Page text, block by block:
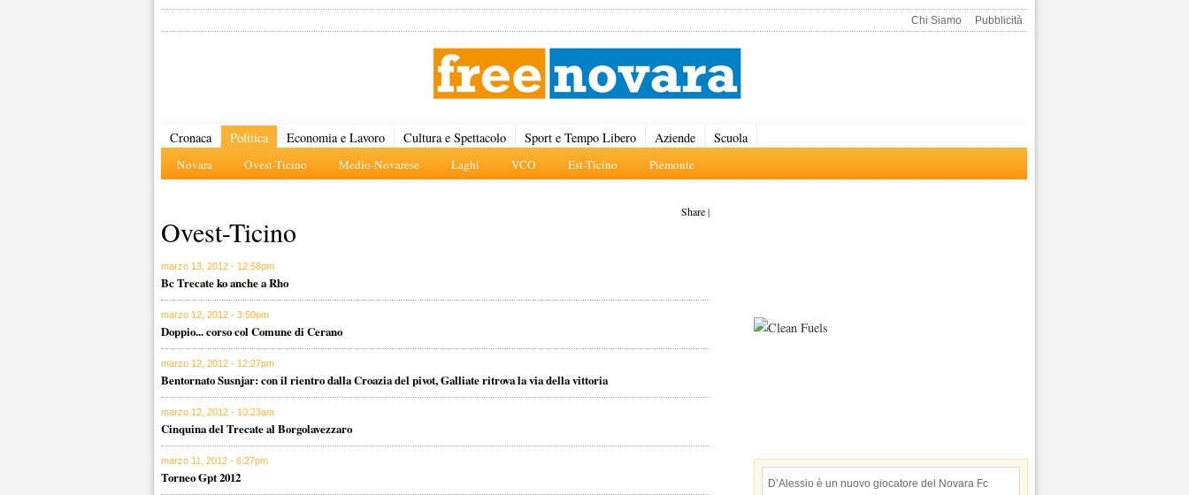
Chi Siamo Pubblicità
Cronaca Politica
Novara Ovest-Ticino Medio-Novarese Laghi VCO Est-Ticino Piemonte
Economia e Lavoro Cultura e Spettacolo Sport e Tempo Libero Aziende Scuola
Share|
Ovest-Ticino
marzo 13, 2012 - 12:58pm
Bc Trecate ko anche a Rho
marzo 12, 2012 - 3:50pm
Doppio... corso col Comune di Cerano
marzo 12, 2012 - 12:27pm
Bentornato Susnjar: con il rientro dalla Croazia del pivot, Galliate ritrova la via della vittoria
marzo 12, 2012 - 10:23am
Cinquina del Trecate al Borgolavezzaro
marzo 11, 2012 - 6:27pm
Torneo Gpt 2012 D’Alessio è un nuovo giocatore del Novara Fc